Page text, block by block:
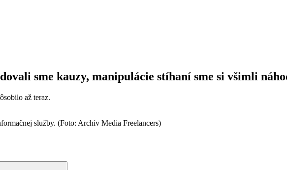
sme kauzy, manipulácie stíhaní sme si všimli
až teraz.
služby. (Foto: Archív Media Freelancers)